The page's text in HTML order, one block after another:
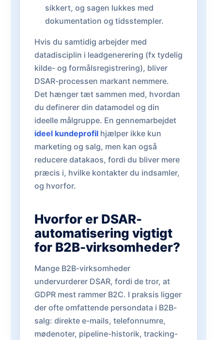
sikkert, og sagen lukkes med
dokumentation og tidsstempler.
Hvis du samtidig arbejder med
datadisciplin i leadgenerering (fx tydelig
kilde- og formålsregistrering), bliver
DSAR-processen markant nemmere.
Det hænger tæt sammen med, hvordan
du definerer din datamodel og din
ideelle målgruppe. En gennemarbejdet
ideel kundeprofil hjælper ikke kun
marketing og salg, men kan også
reducere datakaos, fordi du bliver mere
præcis i, hvilke kontakter du indsamler,
og hvorfor.
Hvorfor er DSAR-
automatisering vigtigt
for B2B-virksomheder?
Mange B2B-virksomheder
undervurderer DSAR, fordi de tror, at
GDPR mest rammer B2C. I praksis ligger
der ofte omfattende persondata i B2B-
salg: direkte e-mails, telefonnumre,
mødenoter, pipeline-historik, tracking-